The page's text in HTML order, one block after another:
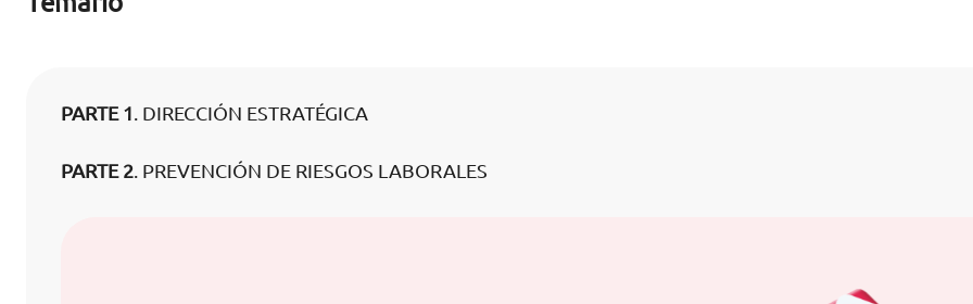
PARTE 1. DIRECCIÓN ESTRATÉGICA
PARTE 2. PREVENCIÓN DE RIESGOS LABORALES